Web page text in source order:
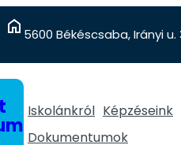
5600 Békéscsaba, Irányi u.
Iskolánkról Képzéseink
Dokumentumok